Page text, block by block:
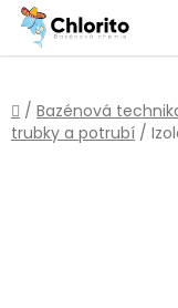
Přejít
obsah
Domů
/ Bazénová
trubky a potrubí /